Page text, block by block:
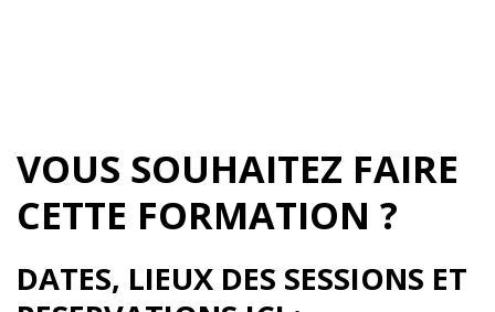
VOUS SOUHAITEZ FAIRE
CETTE FORMATION ?
DATES, LIEUX DES SESSIONS ET